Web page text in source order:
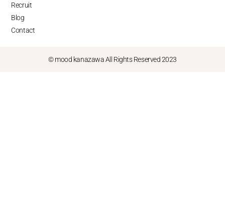
Recruit
Blog
Contact
© mood kanazawa All Rights Reserved 2023